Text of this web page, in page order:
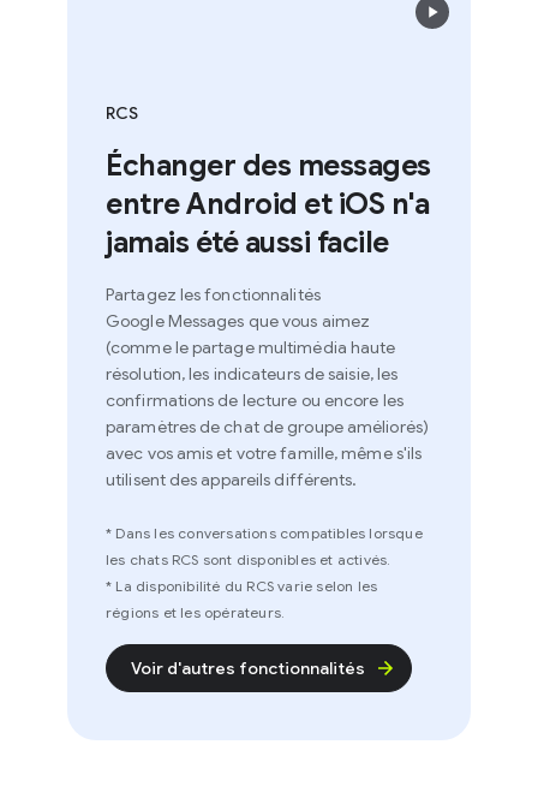
RCS
Échanger des messages
entre Android et iOS n'a
jamais été aussi facile
Partagez les fonctionnalités
Google Messages que vous aimez
(comme le partage multimédia haute
résolution, les indicateurs de saisie, les
confirmations de lecture ou encore les
paramètres de chat de groupe améliorés)
avec vos amis et votre famille, même s'ils
utilisent des appareils différents.
* Dans les conversations compatibles lorsque
les chats RCS sont disponibles et activés.
* La disponibilité du RCS varie selon les
régions et les opérateurs.
Voir d'autres fonctionnalités